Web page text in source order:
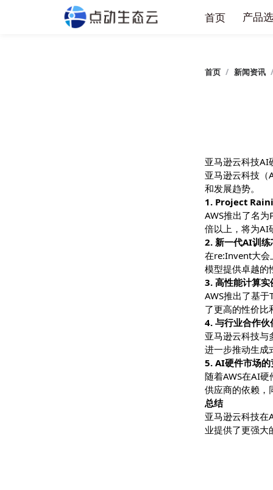
首页
首页 / 新闻
亚马逊云科
亚马逊云科
和发展趋势
1. Project
AWS推出
倍以上，将
2. 新一代
在re:Invent
模型提供卓
3. 高性能计
AWS推出
了更高的性
4. 与行业合
亚马逊云科
进一步推动
5. AI硬件市
随着AWS
供应商的依
总结